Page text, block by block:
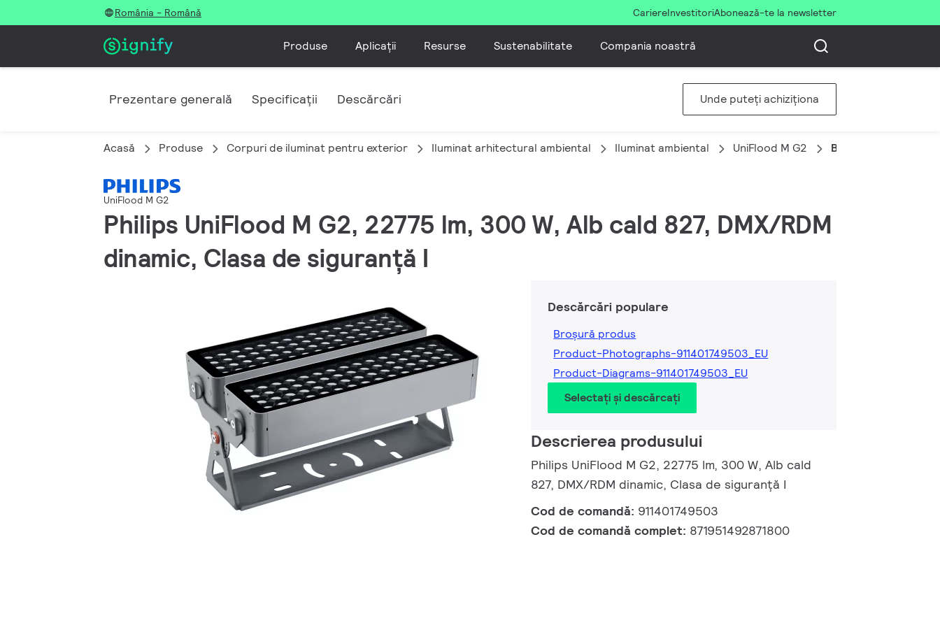
România - Română CariereInvestitoriAbonează-te la newsletter
Produse Aplicații Resurse Sustenabilitate Compania noastră
Prezentare generală Specificații Descărcări Unde puteți achiziționa
Acasă Produse Corpuri de iluminat pentru exterior Iluminat arhitectural ambiental Iluminat ambiental UniFlood M G2 BVP354 144LED
UniFlood M G2
Philips UniFlood M G2, 22775 lm, 300 W, Alb cald 827, DMX/RDM
dinamic, Clasa de siguranță I
Descărcări populare
Broșură produs
Product-Photographs-911401749503_EU
Product-Diagrams-911401749503_EU
Selectați și descărcați
Descrierea produsului
Philips UniFlood M G2, 22775 lm, 300 W, Alb cald
827, DMX/RDM dinamic, Clasa de siguranță I
Cod de comandă: 911401749503
Cod de comandă complet: 871951492871800